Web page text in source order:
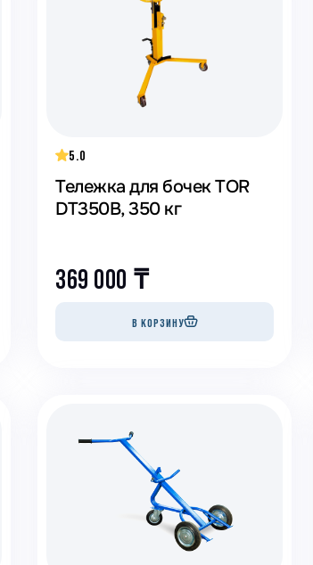
Вальцовочные станки
5.0
Тележка для бочек TOR
DT350B, 350 кг
369 000 ₸
В КОРЗИНУ